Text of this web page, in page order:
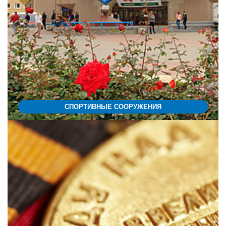
СПОРТИВНЫЕ СООРУЖЕНИЯ